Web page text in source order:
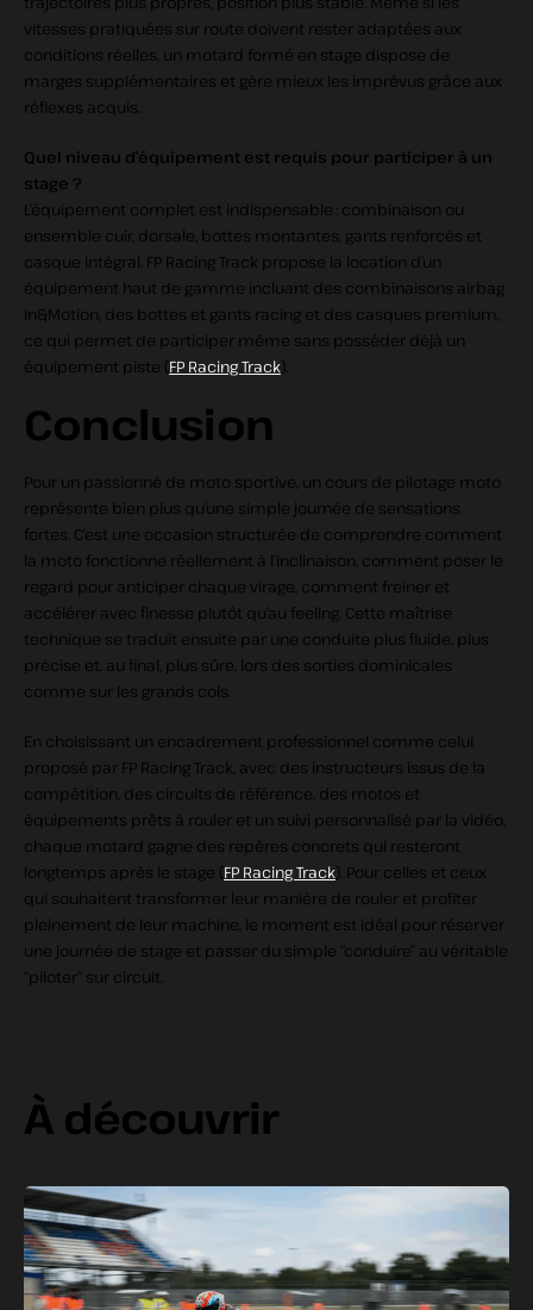
vitesses pratiquées sur route doivent rester adaptées aux
conditions réelles, un motard formé en stage dispose de
marges supplémentaires et gère mieux les imprévus grâce aux
réflexes acquis.
Quel niveau d’équipement est requis pour participer à un
stage ?
L’équipement complet est indispensable : combinaison ou
ensemble cuir, dorsale, bottes montantes, gants renforcés et
casque intégral. FP Racing Track propose la location d’un
équipement haut de gamme incluant des combinaisons airbag
In&Motion, des bottes et gants racing et des casques premium,
ce qui permet de participer même sans posséder déjà un
équipement piste (FP Racing Track).
Conclusion
Pour un passionné de moto sportive, un cours de pilotage moto
représente bien plus qu’une simple journée de sensations
fortes. C’est une occasion structurée de comprendre comment
la moto fonctionne réellement à l’inclinaison, comment poser le
regard pour anticiper chaque virage, comment freiner et
accélérer avec finesse plutôt qu’au feeling. Cette maîtrise
technique se traduit ensuite par une conduite plus fluide, plus
précise et, au final, plus sûre, lors des sorties dominicales
comme sur les grands cols.
En choisissant un encadrement professionnel comme celui
proposé par FP Racing Track, avec des instructeurs issus de la
compétition, des circuits de référence, des motos et
équipements prêts à rouler et un suivi personnalisé par la vidéo,
chaque motard gagne des repères concrets qui resteront
longtemps après le stage (FP Racing Track). Pour celles et ceux
qui souhaitent transformer leur manière de rouler et profiter
pleinement de leur machine, le moment est idéal pour réserver
une journée de stage et passer du simple “conduire” au véritable
“piloter” sur circuit.
À découvrir